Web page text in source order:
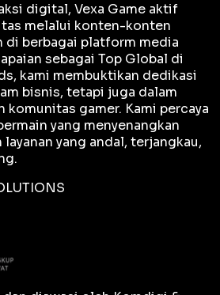
digital, Vexa Game aktif
melalui konten-konten
di berbagai platform media
sebagai Top Global di
kami membuktikan dedikasi
bisnis, tetapi juga dalam
gamer. Kami percaya
yang menyenangkan
yang andal, terjangkau,